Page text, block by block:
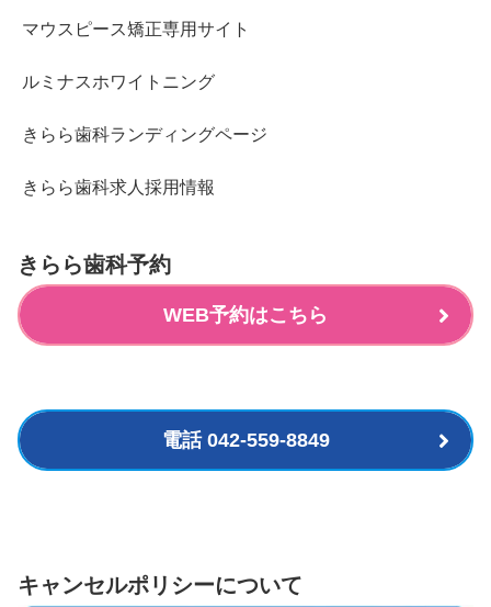
マウスピース矯正専用サイト
ルミナスホワイトニング
きらら歯科ランディングページ
きらら歯科求人採用情報
きらら歯科予約
WEB予約はこちら
電話 042-559-8849
キャンセルポリシーについて